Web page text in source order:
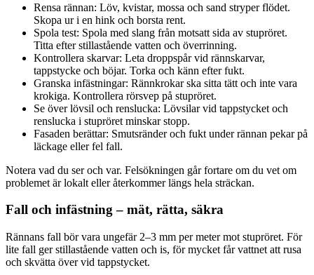
Rensa rännan: Löv, kvistar, mossa och sand stryper flödet.
Skopa ur i en hink och borsta rent.
Spola test: Spola med slang från motsatt sida av stupröret.
Titta efter stillastående vatten och överrinning.
Kontrollera skarvar: Leta droppspår vid rännskarvar,
tappstycke och böjar. Torka och känn efter fukt.
Granska infästningar: Rännkrokar ska sitta tätt och inte vara
krokiga. Kontrollera rörsvep på stupröret.
Se över lövsil och renslucka: Lövsilar vid tappstycket och
renslucka i stupröret minskar stopp.
Fasaden berättar: Smutsränder och fukt under rännan pekar på
läckage eller fel fall.
Notera vad du ser och var. Felsökningen går fortare om du vet om
problemet är lokalt eller återkommer längs hela sträckan.
Fall och infästning – mät, rätta, säkra
Rännans fall bör vara ungefär 2–3 mm per meter mot stupröret. För
lite fall ger stillastående vatten och is, för mycket får vattnet att rusa
och skvätta över vid tappstycket.